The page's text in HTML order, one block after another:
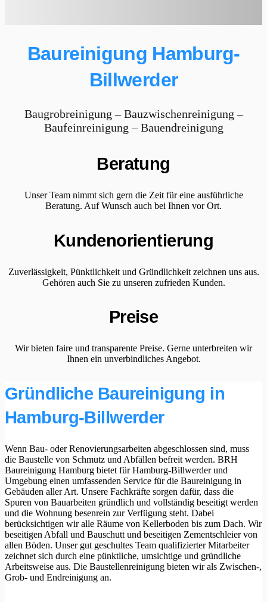
Baureinigung Hamburg-
Billwerder
Baugrobreinigung – Bauzwischenreinigung –
Baufeinreinigung – Bauendreinigung
Beratung
Unser Team nimmt sich gern die Zeit für eine ausführliche
Beratung. Auf Wunsch auch bei Ihnen vor Ort.
Kundenorientierung
Zuverlässigkeit, Pünktlichkeit und Gründlichkeit zeichnen uns aus.
Gehören auch Sie zu unseren zufrieden Kunden.
Preise
Wir bieten faire und transparente Preise. Gerne unterbreiten wir
Ihnen ein unverbindliches Angebot.
Gründliche Baureinigung in
Hamburg-Billwerder
Wenn Bau- oder Renovierungsarbeiten abgeschlossen sind, muss
die Baustelle von Schmutz und Abfällen befreit werden. BRH
Baureinigung Hamburg bietet für Hamburg-Billwerder und
Umgebung einen umfassenden Service für die Baureinigung in
Gebäuden aller Art. Unsere Fachkräfte sorgen dafür, dass die
Spuren von Bauarbeiten gründlich und vollständig beseitigt werden
und die Wohnung besenrein zur Verfügung steht. Dabei
berücksichtigen wir alle Räume von Kellerboden bis zum Dach. Wir
beseitigen Abfall und Bauschutt und beseitigen Zementschleier von
allen Böden. Unser gut geschultes Team qualifizierter Mitarbeiter
zeichnet sich durch eine pünktliche, umsichtige und gründliche
Arbeitsweise aus. Die Baustellenreinigung bieten wir als Zwischen-,
Grob- und Endreinigung an.